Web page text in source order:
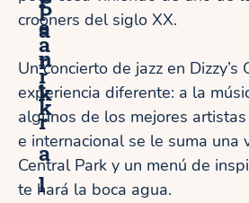
a
r
k
P
a
r
k
e
n
t
r
a
l
crooners del siglo XX.
Un concierto de jazz en Dizzy’s
experiencia diferente: a la
algunos de los mejores
e internacional se le suma una
Central Park y un menú de
te hará la boca agua.